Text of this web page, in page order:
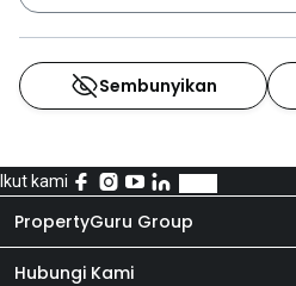
Sembunyikan
Ikut kami
PropertyGuru Group
Tentang kita
Hubungi Kami